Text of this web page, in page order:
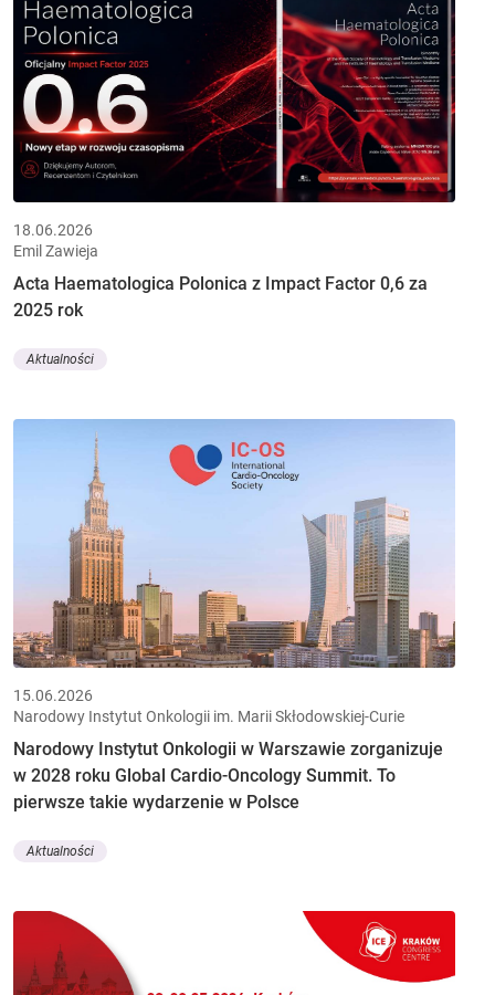
18.06.2026
Emil Zawieja
Acta Haematologica Polonica z Impact Factor 0,6 za
2025 rok
Aktualności
15.06.2026
Narodowy Instytut Onkologii im. Marii Skłodowskiej-Curie
Narodowy Instytut Onkologii w Warszawie zorganizuje
w 2028 roku Global Cardio-Oncology Summit. To
pierwsze takie wydarzenie w Polsce
Aktualności